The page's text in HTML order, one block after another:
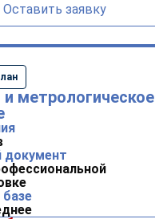
Оставить заявку
метрологическое
документ
базе